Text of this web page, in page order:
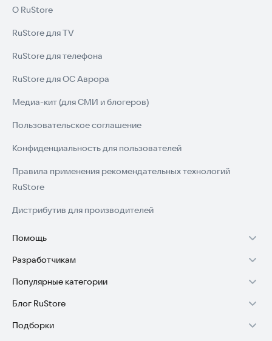
О RuStore
RuStore для TV
RuStore для телефона
RuStore для ОС Аврора
Медиа-кит (для СМИ и блогеров)
Пользовательское соглашение
Конфиденциальность для пользователей
Правила применения рекомендательных технологий
RuStore
Дистрибутив для производителей
Помощь
Установка RuStore на TV
Установка RuStore на телефон
Установка RuStore в машину
Помощь пользователям RuStore
Разработчикам
Зарабатывать с RuStore
Стать разработчиком
Доступ к RuStore Консоль
Популярные категории
Игры для Android
Приложения банков
Блог RuStore
Обзоры игр для Android 2025
Подборки